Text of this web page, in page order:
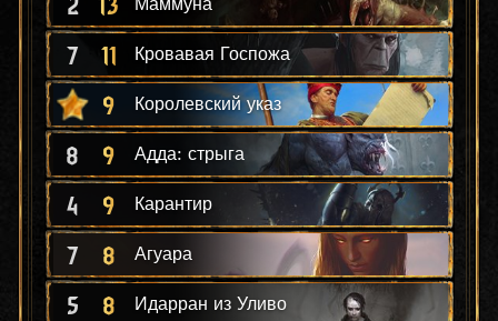
2 13 Маммуна
7 11 Кровавая Госпожа
9 Королевский указ
8 9 Адда: стрыга
4 9 Карантир
7 8 Агуара
5 8 Идарран из Уливо